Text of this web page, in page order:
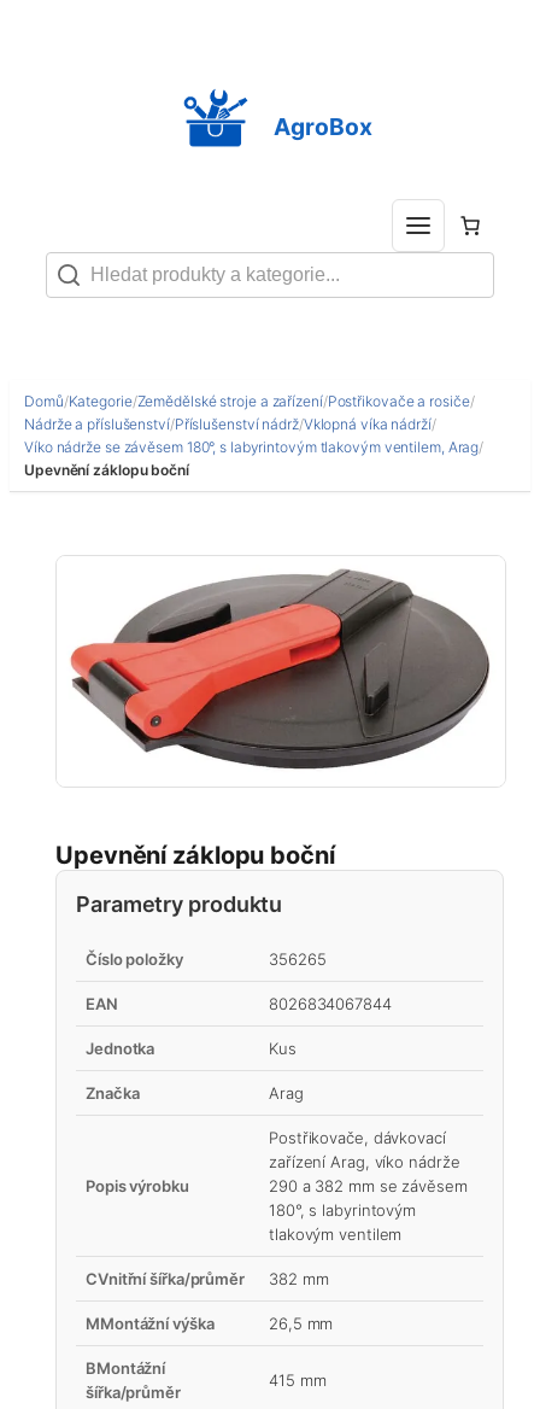
AgroBox
Domů/Kategorie/Zemědělské stroje a zařízení/Postřikovače a rosiče/
Nádrže a příslušenství/Příslušenství nádrž/Vklopná víka nádrží/
Víko nádrže se závěsem 180°, s labyrintovým tlakovým ventilem, Arag/
Upevnění záklopu boční
Upevnění záklopu boční
Parametry produktu
Číslo položky 356265
EAN 8026834067844
Jednotka Kus
Značka Arag
Popis výrobku
Postřikovače, dávkovací
zařízení Arag, víko nádrže
290 a 382 mm se závěsem
180°, s labyrintovým
tlakovým ventilem
CVnitřní šířka/průměr 382 mm
MMontážní výška 26,5 mm
BMontážní
šířka/průměr
415 mm